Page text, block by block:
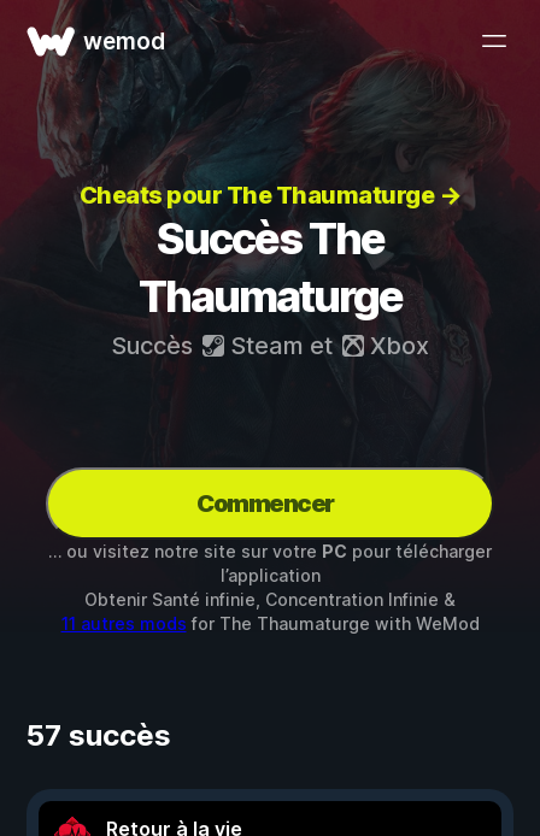
wemod
Cheats pour The Thaumaturge →
Succès The
Thaumaturge
Succès Steam et Xbox
Commencer
… ou visitez notre site sur votre PC pour télécharger
l’application
Obtenir Santé infinie, Concentration Infinie &
11 autres mods for The Thaumaturge with WeMod
57 succès
Retour à la vie